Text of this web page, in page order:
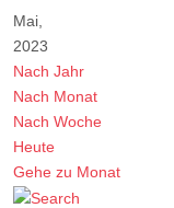
Mai,
2023
Nach Jahr
Nach Monat
Nach Woche
Heute
Gehe zu Monat